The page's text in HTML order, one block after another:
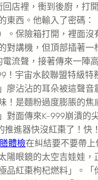
店裡，衝到後廚，打
東西。他輸入了密碼：
。保險箱打開，裡面沒
對講機，但頂部插著一
流聲，接著傳來一陣
！宇宙水餃聯盟特級特
廖沾沾的耳朵被這聲音
是麵粉過度膨脹的焦
對面傳來K-999崩潰的
進器快沒紅棗了！快
體檢在糾結要不要帶
陽眼鏡的太空吉娃娃，
品紅棗枸杞燃料」。